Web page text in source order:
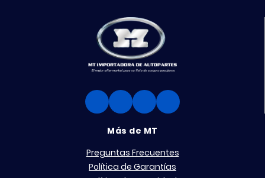
Más de MT
Preguntas Frecuentes
Política de Garantías